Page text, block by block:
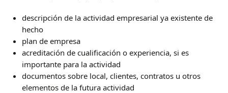
descripción de la actividad empresarial ya existente de
hecho
plan de empresa
acreditación de cualificación o experiencia, si es
importante para la actividad
documentos sobre local, clientes, contratos u otros
elementos de la futura actividad